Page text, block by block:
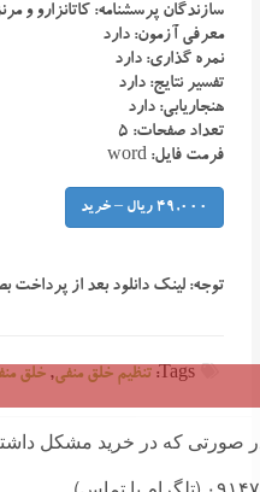
سازندگان پرسشنامه: کاتانزارو و
معرفی آزمون: دارد
نمره گذاری: دارد
تفسیر نتایج: دارد
هنجاریابی: دارد
تعداد صفحات: ۵
فرمت فایل: word
49,000 ریال – خرید
توجه: لینک دانلود بعد از پرداخت
تنظیم خلق منفی, خلق
صورتی که در خرید مشکل